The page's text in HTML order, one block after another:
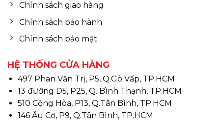
Chính sách giao hàng
Chính sách bảo hành
Chính sách bảo mật
HỆ THỐNG CỬA HÀNG
497 Phan Văn Trị, P5, Q.Gò Vấp, TP.HCM
13 đường D5, P25, Q. Bình Thạnh, TP.HCM
510 Cộng Hòa, P13, Q.Tân Bình, TP.HCM
146 Âu Cơ, P9, Q.Tân Bình, TP.HCM